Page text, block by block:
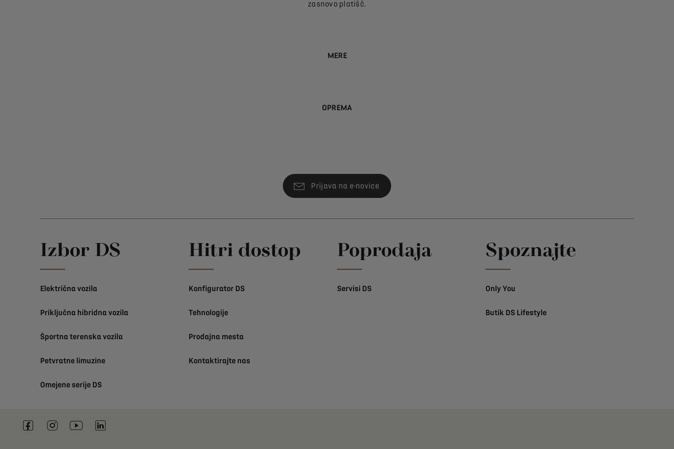
zasnovo platišč.
MERE
OPREMA
Prijava na e-novice
Izbor DS
Električna vozila
Priključna hibridna vozila
Športna terenska vozila
Petvratne limuzine
Omejene serije DS
Hitri dostop
Konfigurator DS
Tehnologije
Prodajna mesta
Kontaktirajte nas
Poprodaja
Servisi DS
Spoznajte
Only You
Butik DS Lifestyle